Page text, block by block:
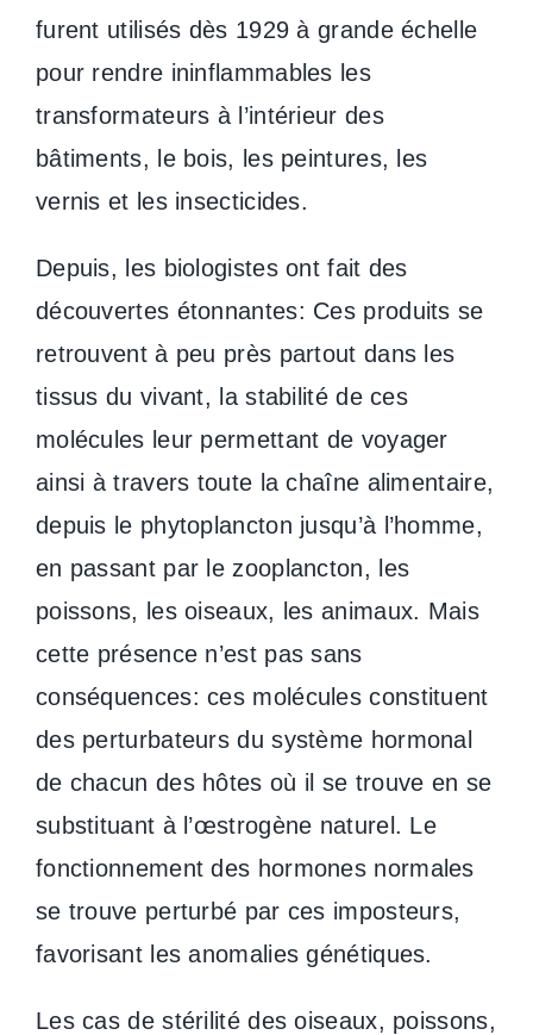
furent utilisés dès 1929 à grande échelle
pour rendre ininflammables les
transformateurs à l’intérieur des
bâtiments, le bois, les peintures, les
vernis et les insecticides.
Depuis, les biologistes ont fait des
découvertes étonnantes: Ces produits se
retrouvent à peu près partout dans les
tissus du vivant, la stabilité de ces
molécules leur permettant de voyager
ainsi à travers toute la chaîne alimentaire,
depuis le phytoplancton jusqu’à l’homme,
en passant par le zooplancton, les
poissons, les oiseaux, les animaux. Mais
cette présence n’est pas sans
conséquences: ces molécules constituent
des perturbateurs du système hormonal
de chacun des hôtes où il se trouve en se
substituant à l’œstrogène naturel. Le
fonctionnement des hormones normales
se trouve perturbé par ces imposteurs,
favorisant les anomalies génétiques.
Les cas de stérilité des oiseaux, poissons,